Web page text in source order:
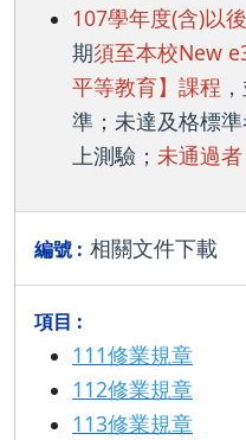
107學年度(含)以
期須至本校New
平等教育】課程
準；未達及格標
上測驗； 未通過
相關文件下載
111修業規章
112修業規章
113修業規章